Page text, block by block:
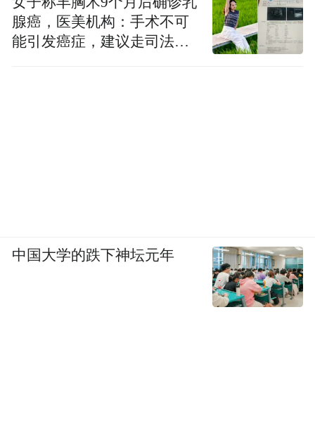
腺癌，医美机构：手术不可
能引发癌症，建议走司法途
中国大学的跌下神坛元年